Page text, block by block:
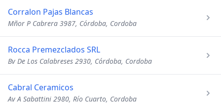
Corralon Pajas Blancas
Mñor P Cabrera 3987, Córdoba, Cordoba
Rocca Premezclados SRL
Bv De Los Calabreses 2930, Córdoba, Cordoba
Cabral Ceramicos
Av A Sabattini 2980, Río Cuarto, Cordoba